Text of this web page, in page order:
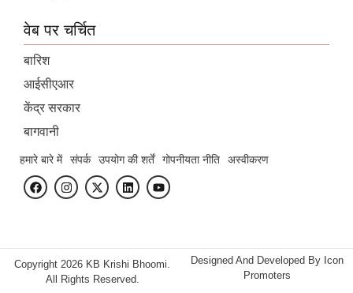
वेब पर चर्चित
बारिश
आईसीएआर
केंद्र सरकार
बागवानी
हमारे बारे में संपर्क उपयोग की शर्तें गोपनीयता नीति अस्वीकरण
Copyright 2026 KB Krishi Bhoomi.
All Rights Reserved.
Designed And Developed By Icon
Promoters